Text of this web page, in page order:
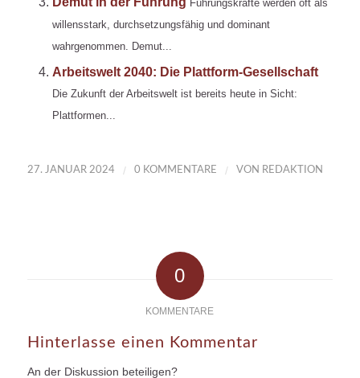
Führungskräfte werden oft als
willensstark, durchsetzungsfähig und dominant
wahrgenommen. Demut...
Arbeitswelt 2040: Die Plattform-Gesellschaft
Die Zukunft der Arbeitswelt ist bereits heute in Sicht:
Plattformen...
27. JANUAR 2024 / 0 KOMMENTARE / VON REDAKTION
0
KOMMENTARE
Hinterlasse einen Kommentar
An der Diskussion beteiligen?